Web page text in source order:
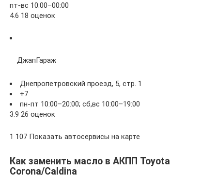
пт-вс 10:00–00:00
4.6 18 оценок
ДжапГараж
Днепропетровский проезд, 5, стр. 1
+7
пн-пт 10:00–20:00; сб,вс 10:00–19:00
3.9 26 оценок
1 107 Показать автосервисы на карте
Как заменить масло в АКПП Toyota
Corona/Caldina